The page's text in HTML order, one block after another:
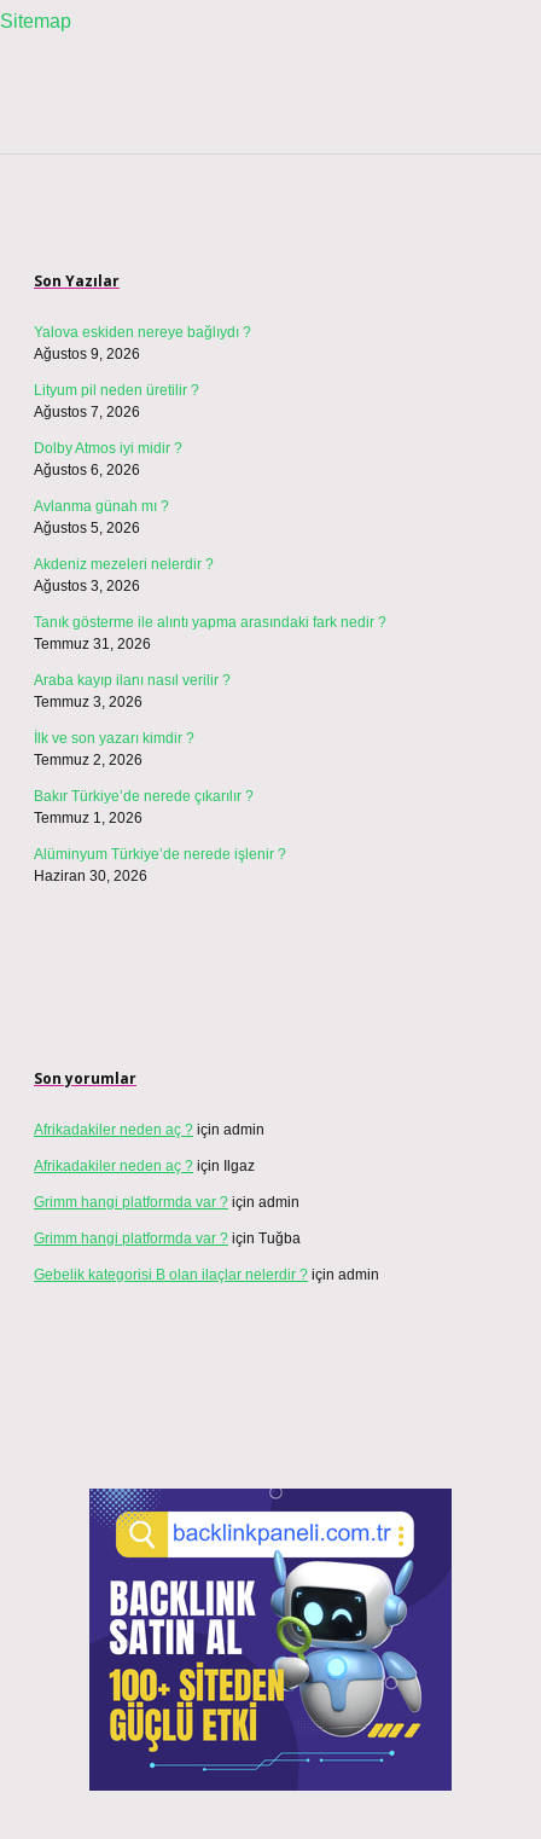
Sitemap
Son Yazılar
Yalova eskiden nereye bağlıydı ?
Ağustos 9, 2026
Lityum pil neden üretilir ?
Ağustos 7, 2026
Dolby Atmos iyi midir ?
Ağustos 6, 2026
Avlanma günah mı ?
Ağustos 5, 2026
Akdeniz mezeleri nelerdir ?
Ağustos 3, 2026
Tanık gösterme ile alıntı yapma arasındaki fark nedir ?
Temmuz 31, 2026
Araba kayıp ilanı nasıl verilir ?
Temmuz 3, 2026
İlk ve son yazarı kimdir ?
Temmuz 2, 2026
Bakır Türkiye’de nerede çıkarılır ?
Temmuz 1, 2026
Alüminyum Türkiye’de nerede işlenir ?
Haziran 30, 2026
Son yorumlar
Afrikadakiler neden aç ? için admin
Afrikadakiler neden aç ? için Ilgaz
Grimm hangi platformda var ? için admin
Grimm hangi platformda var ? için Tuğba
Gebelik kategorisi B olan ilaçlar nelerdir ? için admin